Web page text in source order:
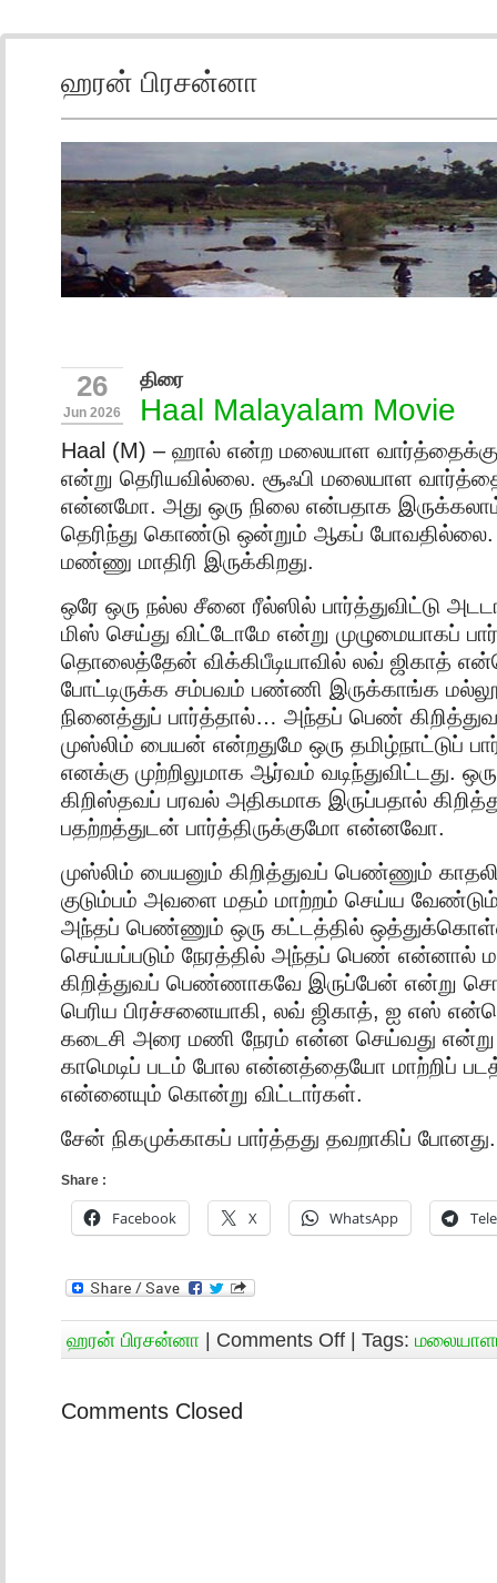
ஹரன் பிரசன்னா
26
Jun 2026
திரை
Haal Malayalam Movie
Haal (M) – ஹால் என்ற மலையாள
என்று தெரியவில்லை. சூஃபி மலையாள
என்னமோ. அது ஒரு நிலை என்பதாக
தெரிந்து கொண்டு ஒன்றும் ஆகப்
மண்ணு மாதிரி இருக்கிறது.
ஒரே ஒரு நல்ல சீனை ரீல்ஸில் பார்த்துவிட்டு
மிஸ் செய்து விட்டோமே என்று முழுமையாகப்
தொலைத்தேன்‌ விக்கிபீடியாவில் லவ் ஜிகாத்
போட்டிருக்க சம்பவம் பண்ணி இருக்காங்க
நினைத்துப் பார்த்தால்… அந்தப் பெண்
முஸ்லிம் பையன் என்றதுமே ஒரு தமிழ்நாட்டுப்
எனக்கு முற்றிலுமாக ஆர்வம் வடிந்துவிட்டது.
கிறிஸ்தவப் பரவல் அதிகமாக இருப்பதால்
பதற்றத்துடன் பார்த்திருக்குமோ என்னவோ.
முஸ்லிம்‌ பையனும் கிறித்துவப் பெண்ணும்
குடும்பம் அவளை மதம் மாற்றம் செய்ய
அந்தப் பெண்ணும் ஒரு கட்டத்தில்
செய்யப்படும் நேரத்தில் அந்தப் பெண் என்னால்
கிறித்துவப் பெண்ணாகவே இருப்பேன் என்று
பெரிய பிரச்சனையாகி, லவ் ஜிகாத், ஐ எஸ்
கடைசி அரை மணி நேரம் என்ன செய்வது என்று
காமெடிப் படம் போல என்னத்தையோ மாற்றிப்
என்னையும் கொன்று விட்டார்கள்.
சேன் நிகமுக்காகப் பார்த்தது தவறாகிப் போனது.
Share :
Facebook X WhatsApp
ஹரன் பிரசன்னா | Comments Off | Tags:
Comments Closed